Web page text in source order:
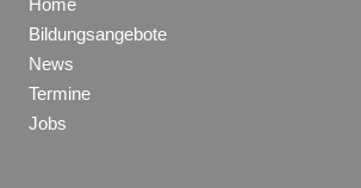
Home
Bildungsangebote
News
Termine
Jobs